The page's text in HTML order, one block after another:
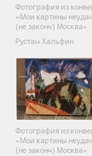
Фотография из
«Мои картины
(не законч) Москва»
Рустам Хальфин
Фотография из
«Мои картины
(не законч) Москва»